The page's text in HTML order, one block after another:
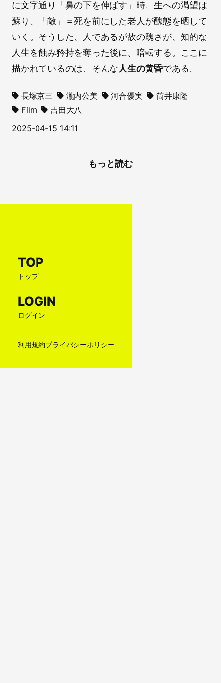
に文字通り「鼻の下を伸ばす」時、生への渇望は
蘇り、「敵」＝死を前にした老人が醜態を晒して
いく。そうした、人であるが故の醜さが、知的な
人生を蝕み矜持を奪った後に、暗転する。ここに
描かれているのは、そんな人生の黄昏である。
長塚京三 瀧内公美 河合優実
筒井康隆
Film
吉田大八
2025-04-15 14:11
もっと読む
TOP
トップ
LOGIN
ログイン
利用規約プライバシーポリシー